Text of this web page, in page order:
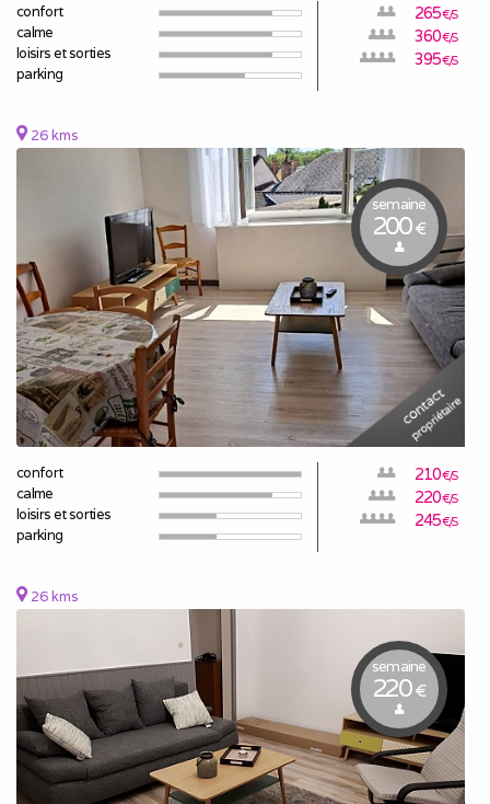
confort
calme
loisirs et sorties
parking
265€/S
360€/S
395€/S
26 kms
semaine
200€
confort
calme
loisirs et sorties
parking
210€/S
220€/S
245€/S
26 kms
semaine
220€